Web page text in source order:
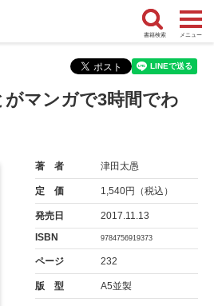
書籍検索 メニュー
マンガで3時間でわ
著 者 津田太愚
定 価 1,540円（税込）
発売日
2017.11.13
ISBN
9784756919373
ページ 232
版 型 A5並製